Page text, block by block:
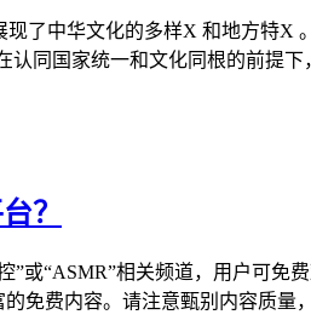
了中华文化的多样X 和地方特
同国家统一和文化同根的前提
？
或“ASMR”相关频道，用户可
免费内容。请注意甄别内容质量